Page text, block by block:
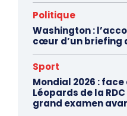
Politique
Washington :
cœur d’un briefing
Sport
Mondial 2026 :
Léopards de la
grand examen